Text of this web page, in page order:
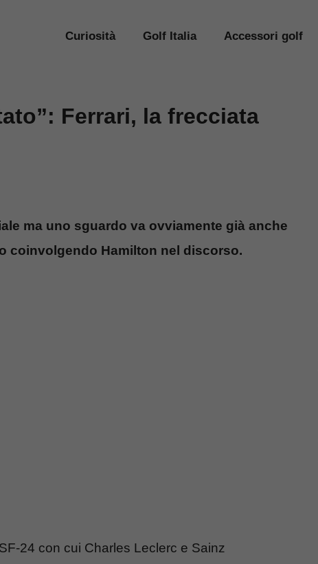
Curiosità Golf Italia Accessori golf
Ferrari, la frecciata
ma uno sguardo va ovviamente già anche
coinvolgendo Hamilton nel discorso.
24 con cui Charles Leclerc e Sainz